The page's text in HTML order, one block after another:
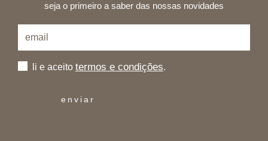
seja o primeiro a saber das nossas novidades
li e aceito termos e condições.